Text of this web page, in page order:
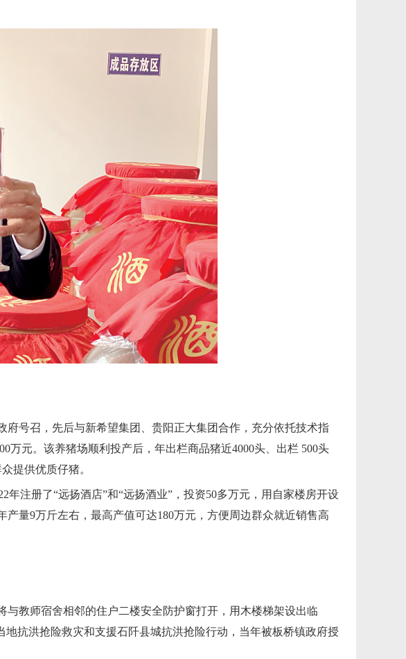
号召，先后与新希望集团、贵阳正大集团合作，充分依托技术指
万元。该养猪场顺利投产后，年出栏商品猪近4000头、出栏 500头
提供优质仔猪。
注册了“远扬酒店”和“远扬酒业”，投资50多万元，用自家楼房开设
量9万斤左右，最高产值可达180万元，方便周边群众就近销售高
教师宿舍相邻的住户二楼安全防护窗打开，用木楼梯架设出临
抗洪抢险救灾和支援石阡县城抗洪抢险行动，当年被板桥镇政府授